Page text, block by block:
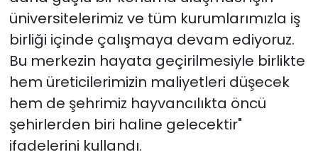
üniversitelerimiz ve tüm kurumlarımızla iş
birliği içinde çalışmaya devam ediyoruz.
Bu merkezin hayata geçirilmesiyle birlikte
hem üreticilerimizin maliyetleri düşecek
hem de şehrimiz hayvancılıkta öncü
şehirlerden biri haline gelecektir"
ifadelerini kullandı.